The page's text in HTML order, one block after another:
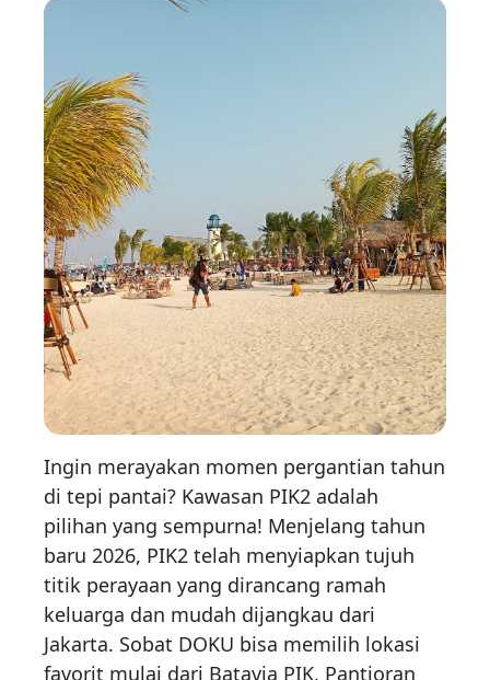
Ingin merayakan momen pergantian tahun
di tepi pantai? Kawasan PIK2 adalah
pilihan yang sempurna! Menjelang tahun
baru 2026, PIK2 telah menyiapkan tujuh
titik perayaan yang dirancang ramah
keluarga dan mudah dijangkau dari
Jakarta. Sobat DOKU bisa memilih lokasi
favorit mulai dari Batavia PIK, Pantjoran